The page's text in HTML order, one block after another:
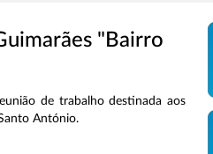
"Bairro
de trabalho destinada aos
António.